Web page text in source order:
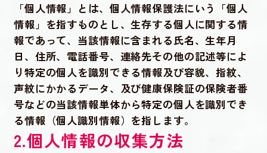
「個人情報」とは、個人情報保護法にいう「個人
情報」を指すものとし、生存する個人に関する情
報であって、当該情報に含まれる氏名、生年月
日、住所、電話番号、連絡先その他の記述等によ
り特定の個人を識別できる情報及び容貌、指紋、
声紋にかかるデータ、及び健康保険証の保険者番
号などの当該情報単体から特定の個人を識別でき
る情報（個人識別情報）を指します。
2.個人情報の収集方法